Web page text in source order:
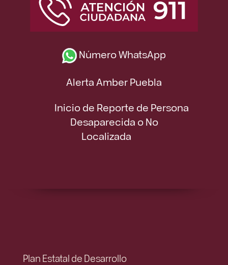
Número WhatsApp
Alerta Amber Puebla
Inicio de Reporte de Persona
Desaparecida o No
Localizada
Plan Estatal de Desarrollo